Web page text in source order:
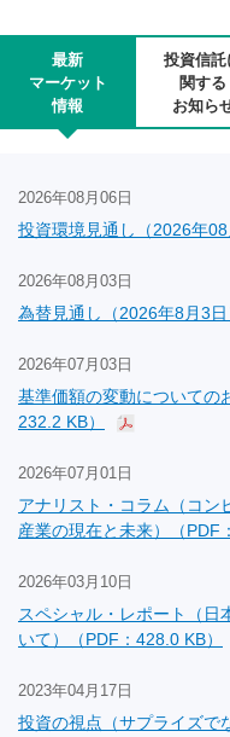
最新
マーケット
情報
投資信託
関する
お知ら
2026年08月06日
投資環境見通し（2026年08
2026年08月03日
為替見通し（2026年8月3日
2026年07月03日
基準価額の変動についての
232.2 KB）
2026年07月01日
アナリスト・コラム（コン
産業の現在と未来）（PDF
2026年03月10日
スペシャル・レポート（日
いて）（PDF：428.0 KB）
2023年04月17日
投資の視点（サプライズで